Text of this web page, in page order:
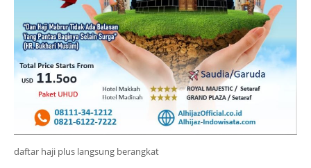
daftar haji plus langsung berangkat